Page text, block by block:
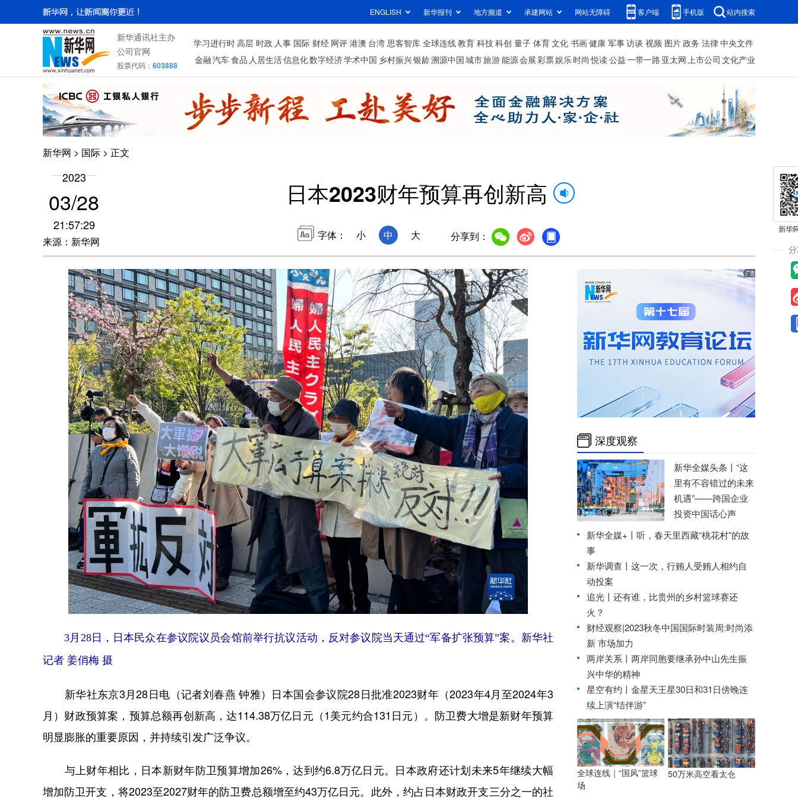
ENGLISH 新华报刊 地方频道 承建网站 网站无障碍 客户端 手机版 站内搜索
新华通讯社主办
公司官网
股票代码： 603888
学习进行时高层 时政 人事 国际 财经 网评 港澳 台湾 思客智库 全球连线教育 科技科创 量子 体育文化 书画健康 军事访谈 视频 图片政务 法律中央文件
金融汽车食品 人居生活信息化数字经济学术中国 乡村振兴银龄溯源中国城市旅游能源会展彩票娱乐时尚 悦读公益一带一路 亚太网上市公司 文化产业
新华网 > 国际 > 正文
2023
03/28
21:57:29
来源：新华网
日本2023财年预算再创新高
字体： 小 中 大 分享到：
3月28日，日本民众在参议院议员会馆前举行抗议活动，反对参议院当天通过“军备扩张预算”案。新华社
记者 姜俏梅 摄
新华社东京3月28日电（记者刘春燕 钟雅）日本国会参议院28日批准2023财年（2023年4月至2024年3
月）财政预算案，预算总额再创新高，达114.38万亿日元（1美元约合131日元）。防卫费大增是新财年预算
明显膨胀的重要原因，并持续引发广泛争议。
与上财年相比，日本新财年防卫预算增加26%，达到约6.8万亿日元。日本政府还计划未来5年继续大幅
增加防卫开支，将2023至2027财年的防卫费总额增至约43万亿日元。此外，约占日本财政开支三分之一的社
深度观察
新华全媒头条丨 “这
里有不容错过的未来
机遇”——跨国企业
投资中国话心声
新华全媒+丨 听，春天里西藏“桃花村”的故
事
新华调查丨 这一次，行贿人受贿人相约自
动投案
追光丨 还有谁，比贵州的乡村篮球赛还
火？
财经观察|2023秋冬中国国际时装周:时尚添
新 市场加力
两岸关系丨 两岸同胞要继承孙中山先生振
兴中华的精神
星空有约丨 金星天王星30日和31日傍晚连
续上演“结伴游”
全球连线｜“国风”篮球
场
50万米高空看太仓